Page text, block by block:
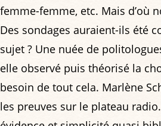
femme-femme, etc. Mais d’où
Des sondages auraient-ils été
sujet ? Une nuée de
elle observé puis théorisé la
besoin de tout cela. Marlène
les preuves sur le plateau